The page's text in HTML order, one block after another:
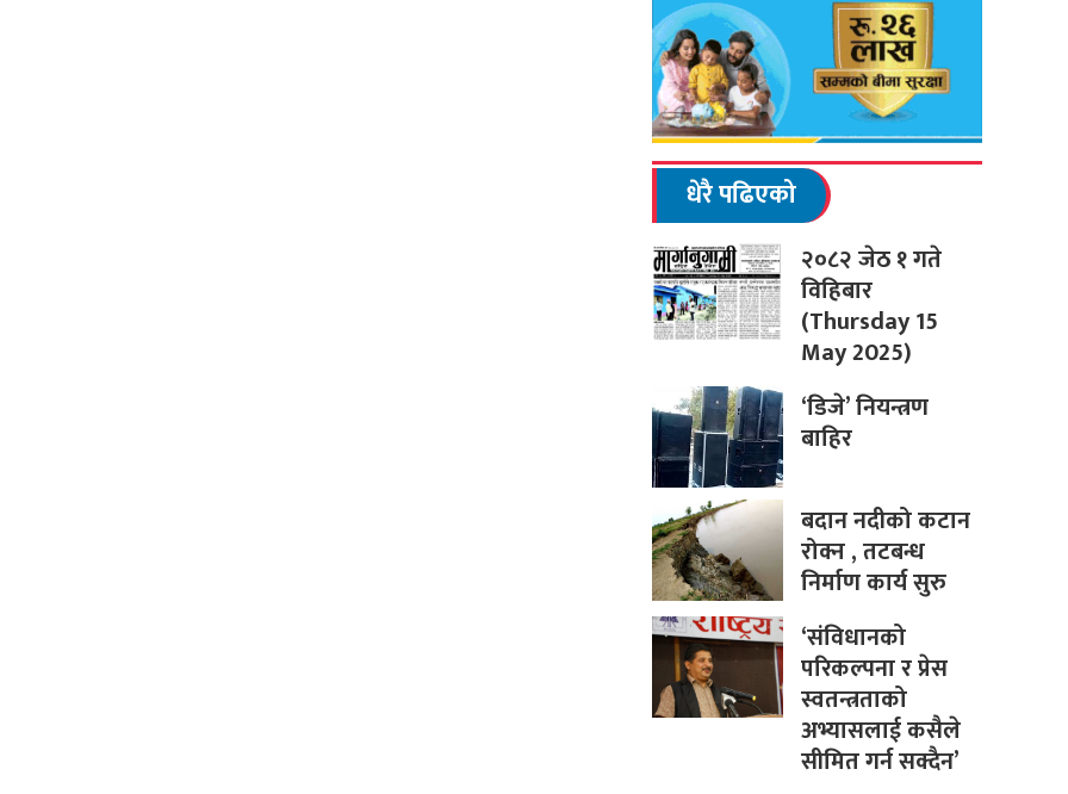
धेरै पढिएको
२०८२ जेठ १ गते
विहिबार
(Thursday 15
May 2025)
‘डिजे’ नियन्त्रण
बाहिर
बदान नदीको कटान
रोक्न , तटबन्ध
निर्माण कार्य सुरु
‘संविधानको
परिकल्पना र प्रेस
स्वतन्त्रताको
अभ्यासलाई कसैले
सीमित गर्न सक्दैन’